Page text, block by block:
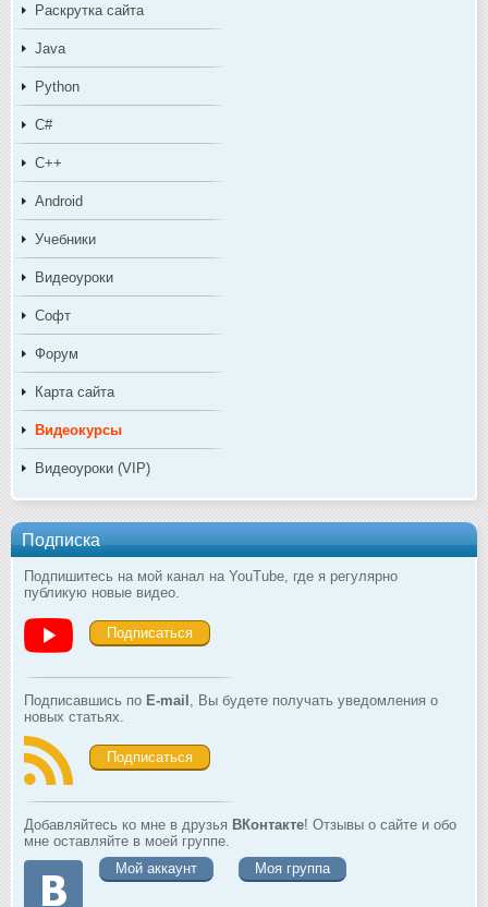
Раскрутка сайта
Java
Python
C#
C++
Android
Учебники
Видеоуроки
Софт
Форум
Карта сайта
Видеокурсы
Видеоуроки (VIP)
Подписка
Подпишитесь на мой канал на YouTube, где я регулярно
публикую новые видео.
Подписаться
Подписавшись по E-mail , Вы будете получать уведомления о
новых статьях.
Подписаться
Добавляйтесь ко мне в друзья ВКонтакте! Отзывы о сайте и обо
мне оставляйте в моей группе.
Мой аккаунт
Моя группа